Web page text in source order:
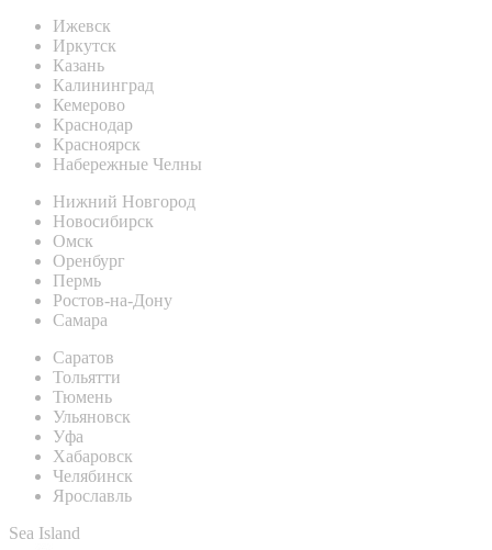
Ижевск
Иркутск
Казань
Калининград
Кемерово
Краснодар
Красноярск
Набережные Челны
Нижний Новгород
Новосибирск
Омск
Оренбург
Пермь
Ростов-на-Дону
Самара
Саратов
Тольятти
Тюмень
Ульяновск
Уфа
Хабаровск
Челябинск
Ярославль
Sea Island